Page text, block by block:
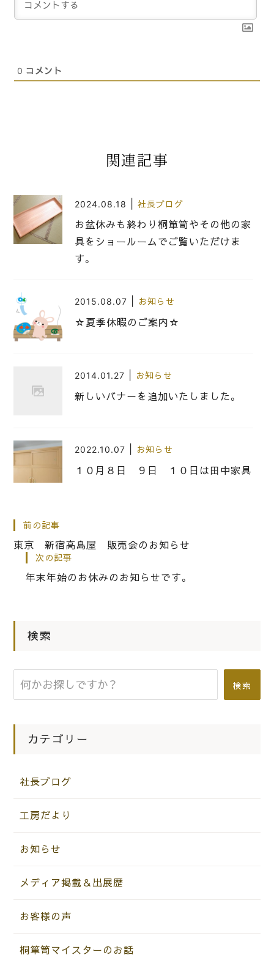
0 コメント
関連記事
2024.08.18 社長ブログ
お盆休みも終わり桐箪笥やその他の家
具をショールームでご覧いただけま
す。
2015.08.07 お知らせ
☆夏季休暇のご案内☆
2014.01.27 お知らせ
新しいバナーを追加いたしました。
2022.10.07 お知らせ
１０月８日 ９日 １０日は田中家具
2019.07.30|お知らせ
ぎ下さい10月消費税値上がり前に桐箪
で10月17日（木）20時15分から放送さ
れる番組の中で弊社が紹介されます。
前の記事
東京 新宿高島屋 販売会のお知らせ
次の記事
年末年始のお休みのお知らせです。
検索
検索
カテゴリー
社長ブログ
工房だより
お知らせ
メディア掲載＆出展歴
お客様の声
桐箪笥マイスターのお話